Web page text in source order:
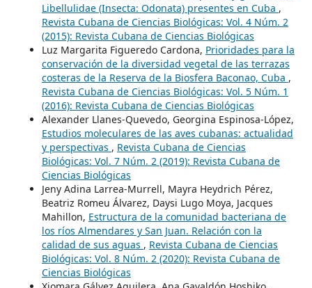
Libellulidae (Insecta: Odonata) presentes en Cuba ,
Revista Cubana de Ciencias Biológicas: Vol. 4 Núm. 2
(2015): Revista Cubana de Ciencias Biológicas
Luz Margarita Figueredo Cardona, Prioridades para la
conservación de la diversidad vegetal de las terrazas
costeras de la Reserva de la Biosfera Baconao, Cuba ,
Revista Cubana de Ciencias Biológicas: Vol. 5 Núm. 1
(2016): Revista Cubana de Ciencias Biológicas
Alexander Llanes-Quevedo, Georgina Espinosa-López,
Estudios moleculares de las aves cubanas: actualidad
y perspectivas , Revista Cubana de Ciencias
Biológicas: Vol. 7 Núm. 2 (2019): Revista Cubana de
Ciencias Biológicas
Jeny Adina Larrea-Murrell, Mayra Heydrich Pérez,
Beatriz Romeu Álvarez, Daysi Lugo Moya, Jacques
Mahillon, Estructura de la comunidad bacteriana de
los ríos Almendares y San Juan. Relación con la
calidad de sus aguas , Revista Cubana de Ciencias
Biológicas: Vol. 8 Núm. 2 (2020): Revista Cubana de
Ciencias Biológicas